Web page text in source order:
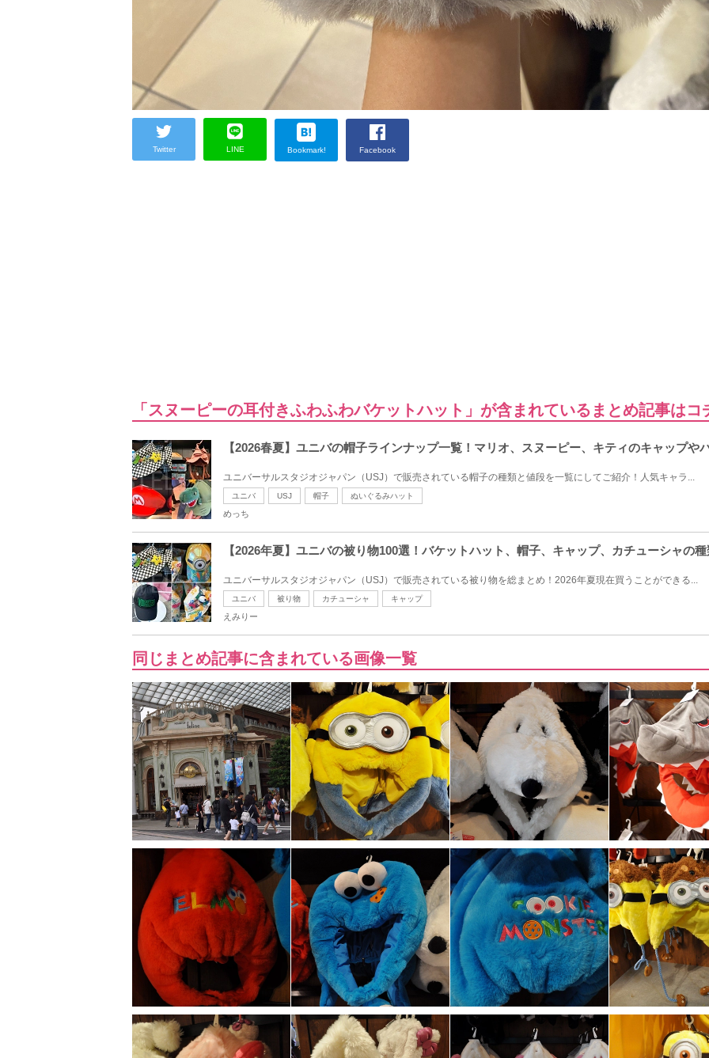
Twitter LINE Bookmark! Facebook
「スヌーピーの耳付きふわふわバケットハット」が含まれているまとめ記事はコ
【2026春夏】ユニバの帽子ラインナップ一覧！マリオ、スヌーピー、キティのキャップや
ユニバーサルスタジオジャパン（USJ）で販売されている帽子の種類と値段を一覧にしてご紹介！人気キャラ...
ユニバ USJ 帽子 ぬいぐるみハット
めっち
【2026年夏】ユニバの被り物100選！バケットハット、帽子、キャップ、カチューシャの
ユニバーサルスタジオジャパン（USJ）で販売されている被り物を総まとめ！2026年夏現在買うことができる...
ユニバ 被り物 カチューシャ キャップ
えみりー
同じまとめ記事に含まれている画像一覧